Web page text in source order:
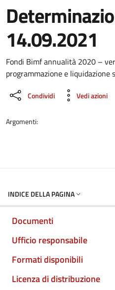
14.09.2021
Dettaglio del documento
Fondi Bimf annualità 2020 –
programmazione e liquidazione
Condividi Vedi azioni
Argomenti:
INDICE DELLA PAGINA
Documenti
Ufficio responsabile
Formati disponibili
Licenza di distribuzione